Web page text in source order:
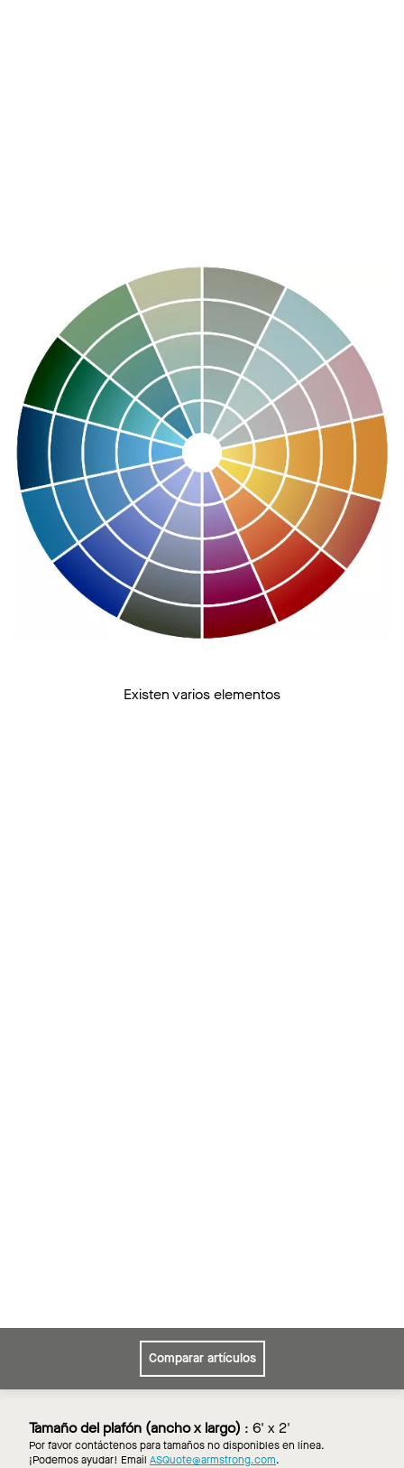
Existen varios elementos
Comparar artículos
Tamaño del plafón (ancho x largo) : 6' x 2'
Por favor contáctenos para tamaños no disponibles en línea.
¡Podemos ayudar! Email ASQuote@armstrong.com.